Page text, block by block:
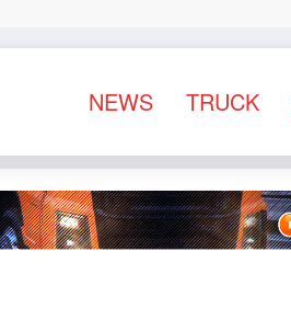
NEWS TRUCK
de compensare a accizei în